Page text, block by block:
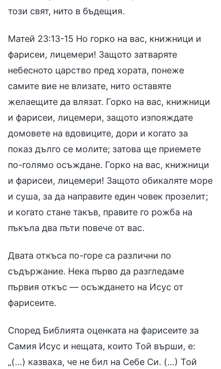
този свят, нито в бъдещия.
Матей 23:13-15 Но горко на вас, книжници и
фарисеи, лицемери! Защото затваряте
небесното царство пред хората, понеже
самите вие не влизате, нито оставяте
желаещите да влязат. Горко на вас, книжници
и фарисеи, лицемери, защото изпояждате
домовете на вдовиците, дори и когато за
показ дълго се молите; затова ще приемете
по-голямо осъждане. Горко на вас, книжници
и фарисеи, лицемери! Защото обикаляте море
и суша, за да направите един човек прозелит;
и когато стане такъв, правите го рожба на
пъкъла два пъти повече от вас.
Двата откъса по-горе са различни по
съдържание. Нека първо да разгледаме
първия откъс — осъждането на Исус от
фарисеите.
Според Библията оценката на фарисеите за
Самия Исус и нещата, които Той върши, е:
„(…) казваха, че не бил на Себе Си. (…) Той